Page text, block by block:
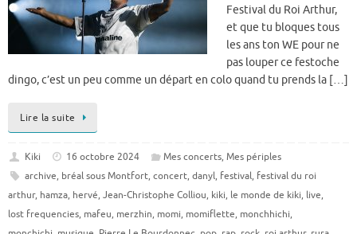
Festival du Roi Arthur,
et que tu bloques tous
les ans ton WE pour ne
pas louper ce festoche
dingo, c’est un peu comme un départ en colo quand tu prends la […]
Lire la suite
Kiki 16 octobre 2024 Mes concerts, Mes périples
archive, bréal sous Montfort, concert, danyl, festival, festival du roi
arthur, hamza, hervé, Jean-Christophe Colliou, kiki, le monde de kiki, live,
lost frequencies, mafeu, merzhin, momi, momiflette, monchhichi,